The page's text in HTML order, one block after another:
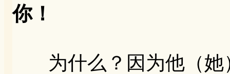
你！
为什么？因为他（她